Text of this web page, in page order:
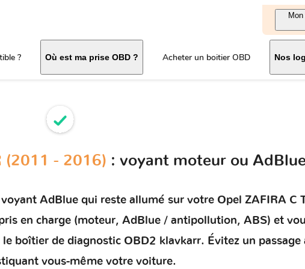
? Où est ma prise OBD ? Acheter un boitier OBD Nos
(2011 - 2016) : voyant moteur ou
voyant AdBlue qui reste allumé sur votre Opel ZAFIRA C
en charge (moteur, AdBlue / antipollution, ABS) et
le boîtier de diagnostic OBD2 klavkarr. Évitez un passage
vous-même votre voiture.